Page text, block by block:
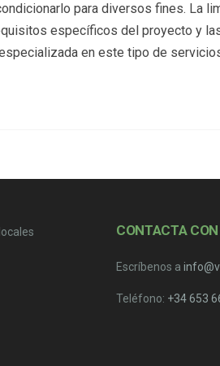
para diversos fines. La
específicos del proyecto y
en este tipo de
CONTACTA
Escríbenos a
Teléfono: +34 653